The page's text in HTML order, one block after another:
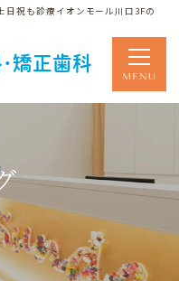
祝も診療イオンモール川口3Fの
矯正歯科